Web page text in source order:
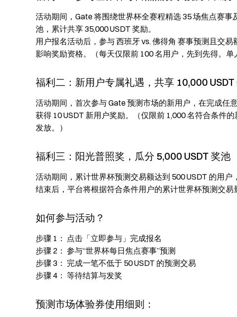
活动期间，Gate 将围绕世界杯全赛程精选 35 场焦点赛
池，累计共享 35,000 USDT 奖励。
用户报名活动后，参与 西班牙 vs. 佛得角 赛事预测且交
影响奖励资格。（每天仅限前 100 名用户，先到先得。单
福利二：新用户专属礼遇，共享 10,000 USDT
活动期间，首次参与 Gate 预测市场的新用户，在完成任
获得 10 USDT 新用户奖励。（仅限前 1,000 名符合条件
发放。）
福利三：阳光普照奖，瓜分 5,000 USDT 奖池
活动期间，累计世界杯预测交易额达到 500 USDT 的用
结束后，平台将根据符合条件用户的累计世界杯预测交
如何参与活动？
步骤 1： 点击「立即参与」完成报名
步骤 2： 参与“世界杯每日焦点赛事”预测
步骤 3： 完成一笔不低于 50 USDT 的预测交易
步骤 4： 等待结算与发奖
预测市场体验券使用细则：